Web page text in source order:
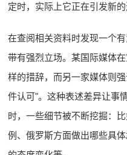
定时，实际上它正在引发新的
在查阅相关资料时发现一个
带有强烈立场。某国际媒体
样的措辞，而另一家媒体则
件认可"。这种表述差异让事
时，一些细节被不断挖掘：
例、俄罗斯方面做出哪些具